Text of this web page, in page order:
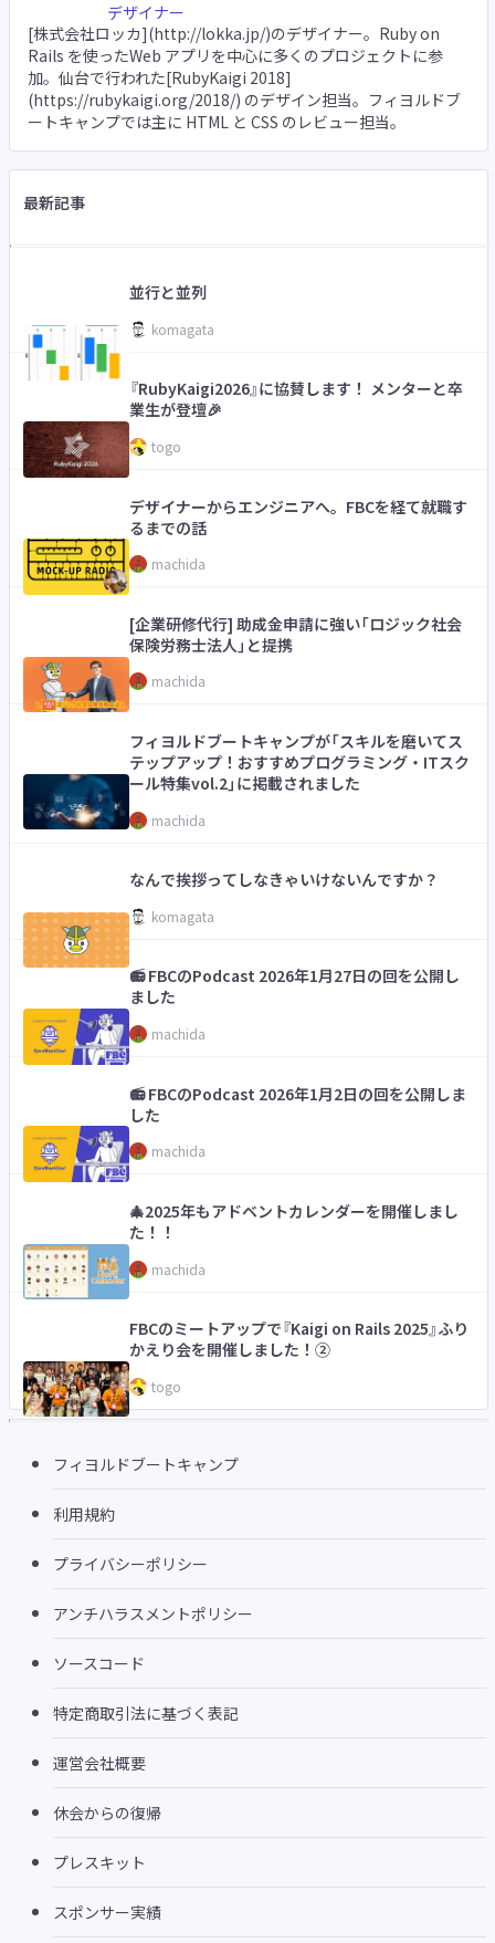
デザイナー
[株式会社ロッカ](http://lokka.jp/)のデザイナー。Ruby on
Rails を使ったWeb アプリを中心に多くのプロジェクトに参
加。仙台で行われた[RubyKaigi 2018]
(https://rubykaigi.org/2018/) のデザイン担当。フィヨルドブ
ートキャンプでは主に HTML と CSS のレビュー担当。
最新記事
並行と並列
komagata
『RubyKaigi2026』に協賛します！ メンターと卒
業生が登壇🎉
togo
デザイナーからエンジニアへ。FBCを経て就職す
るまでの話
machida
[企業研修代行] 助成金申請に強い「ロジック社会
保険労務士法人」と提携
machida
フィヨルドブートキャンプが「スキルを磨いてス
テップアップ！おすすめプログラミング・ITスク
ール特集vol.2」に掲載されました
machida
なんで挨拶ってしなきゃいけないんですか？
komagata
📻 FBCのPodcast 2026年1月27日の回を公開し
ました
machida
📻 FBCのPodcast 2026年1月2日の回を公開しま
した
machida
🎄2025年もアドベントカレンダーを開催しまし
た！！
machida
FBCのミートアップで『Kaigi on Rails 2025』ふり
かえり会を開催しました！②
togo
フィヨルドブートキャンプ
利用規約
プライバシーポリシー
アンチハラスメントポリシー
ソースコード
特定商取引法に基づく表記
運営会社概要
休会からの復帰
プレスキット
スポンサー実績